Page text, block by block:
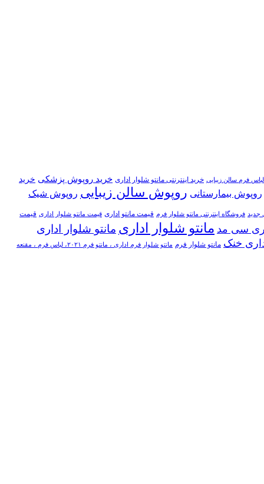
لباس فرم سالن زیبایی خرید اینترنتی مانتو شلوار اداری خرید روپوش پزشکی خرید
روپوش بیمارستانی روپوش سالن زیبایی روپوش شیک
جدید فروشگاه اینترنتی مانتو شلوار فرم قیمت مانتو اداری قیمت مانتو شلوار اداری قیمت
سی مد مانتو شلوار اداری مانتو شلوار اداری
خنک مانتو شلوار فرم مانتو شلوار فرم اداری ، مانتو فرم ۲۰۲۱، لباس فرم ، مقنعه